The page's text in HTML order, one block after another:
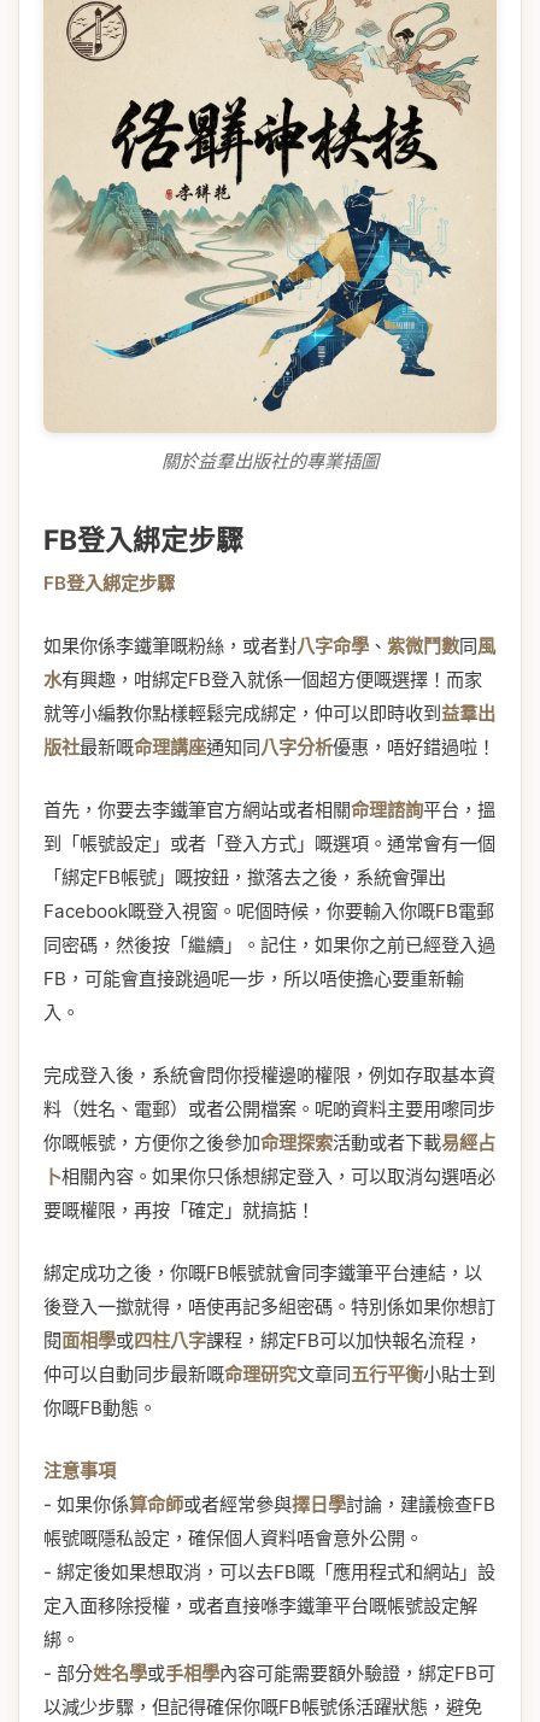
關於益羣出版社的專業插圖
FB登入綁定步驟
FB登入綁定步驟
如果你係李鐵筆嘅粉絲，或者對八字命學 、 紫微鬥數同風
水有興趣，咁綁定FB登入就係一個超方便嘅選擇！而家
就等小編教你點樣輕鬆完成綁定，仲可以即時收到益羣出
版社最新嘅命理講座通知同八字分析優惠，唔好錯過啦！
首先，你要去李鐵筆官方網站或者相關命理諮詢平台，搵
到「帳號設定」或者「登入方式」嘅選項。通常會有一個
「綁定FB帳號」嘅按鈕，撳落去之後，系統會彈出
Facebook嘅登入視窗。呢個時候，你要輸入你嘅FB電郵
同密碼，然後按「繼續」。記住，如果你之前已經登入過
FB，可能會直接跳過呢一步，所以唔使擔心要重新輸
入。
完成登入後，系統會問你授權邊啲權限，例如存取基本資
料（姓名、電郵）或者公開檔案。呢啲資料主要用嚟同步
你嘅帳號，方便你之後參加命理探索活動或者下載易經占
卜相關內容。如果你只係想綁定登入，可以取消勾選唔必
要嘅權限，再按「確定」就搞掂！
綁定成功之後，你嘅FB帳號就會同李鐵筆平台連結，以
後登入一撳就得，唔使再記多組密碼。特別係如果你想訂
閱面相學或四柱八字課程，綁定FB可以加快報名流程，
仲可以自動同步最新嘅命理研究文章同五行平衡小貼士到
你嘅FB動態。
注意事項
- 如果你係算命師或者經常參與擇日學討論，建議檢查FB
帳號嘅隱私設定，確保個人資料唔會意外公開。
- 綁定後如果想取消，可以去FB嘅「應用程式和網站」設
定入面移除授權，或者直接喺李鐵筆平台嘅帳號設定解
綁。
- 部分姓名學或手相學內容可能需要額外驗證，綁定FB可
以減少步驟，但記得確保你嘅FB帳號係活躍狀態，避免